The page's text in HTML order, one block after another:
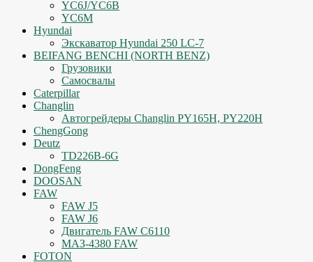
YC6J/YC6B
YC6M
Hyundai
Экскаватор Hyundai 250 LC-7
BEIFANG BENCHI (NORTH BENZ)
Грузовики
Самосвалы
Caterpillar
Changlin
Автогрейдеры Changlin PY165H, PY220H
ChengGong
Deutz
TD226B-6G
DongFeng
DOOSAN
FAW
FAW J5
FAW J6
Двигатель FAW C6110
МАЗ-4380 FAW
FOTON